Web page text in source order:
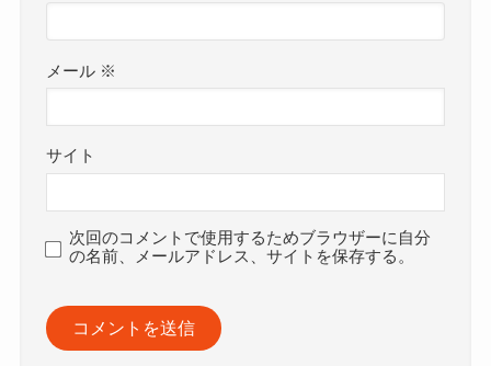
メール ※
サイト
次回のコメントで使用するためブラウザーに自分
の名前、メールアドレス、サイトを保存する。